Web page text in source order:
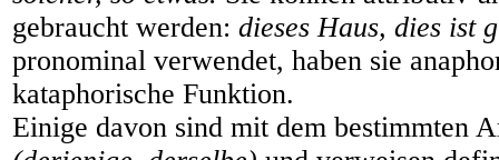
gebraucht werden: dieses Haus, dies ist
pronominal verwendet, haben sie
kataphorische Funktion.
Einige davon sind mit dem bestimmten